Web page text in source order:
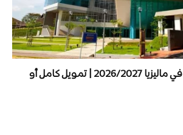
منحة جامعة مالايا في ماليزيا 2026/2027 | تمويل كامل أو